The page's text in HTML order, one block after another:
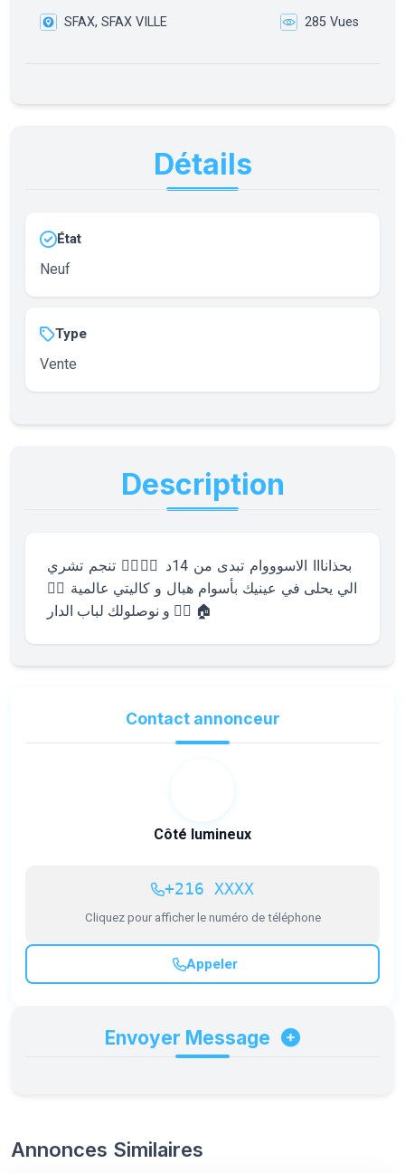
SFAX, SFAX VILLE 285 Vues
Détails
État
Neuf
Type
Vente
Description
بحذانااا الاسوووام تبدى من 14د ❤️‍🔥❤️‍🔥 تنجم تشري
الي يحلى في عينيك بأسوام هبال و كاليتي عالمية ❤️‍🔥
❤️‍🔥 و نوصلولك لباب الدار 🏠
Contact annonceur
Côté lumineux
+216 XXXX
Cliquez pour afficher le numéro de téléphone
Appeler
Envoyer Message
Annonces Similaires